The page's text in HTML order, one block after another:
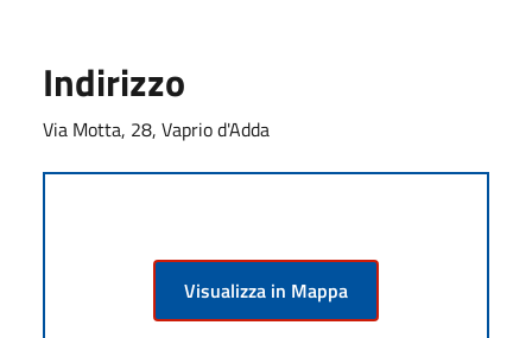
Indirizzo
Via Motta, 28, Vaprio d'Adda
Visualizza in Mappa